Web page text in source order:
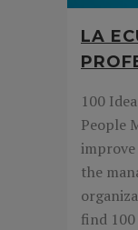
LA
100
People
the
find 100